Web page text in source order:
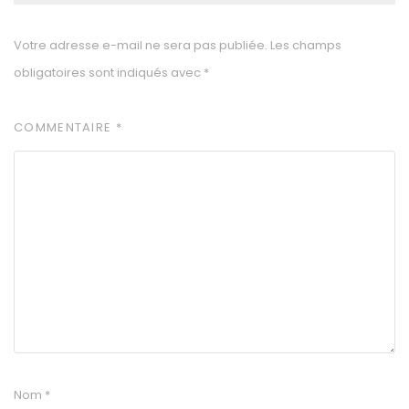
Votre adresse e-mail ne sera pas publiée. Les champs
obligatoires sont indiqués avec *
COMMENTAIRE *
Nom *